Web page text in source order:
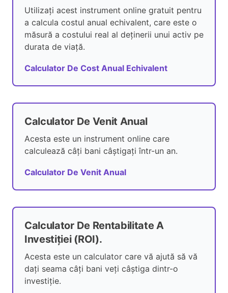
Utilizați acest instrument online gratuit pentru
a calcula costul anual echivalent, care este o
măsură a costului real al deținerii unui activ pe
durata de viață.
Calculator De Cost Anual Echivalent
Calculator De Venit Anual
Acesta este un instrument online care
calculează câți bani câștigați într-un an.
Calculator De Venit Anual
Calculator De Rentabilitate A
Investiției (ROI).
Acesta este un calculator care vă ajută să vă
dați seama câți bani veți câștiga dintr-o
investiție.